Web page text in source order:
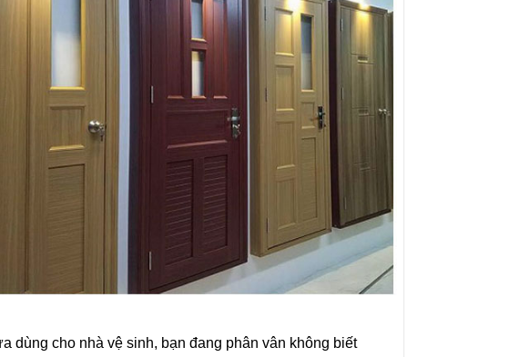
dùng cho nhà vệ sinh, bạn đang phân vân không biết